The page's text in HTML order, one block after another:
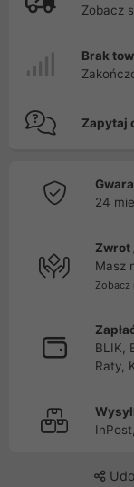
Zobacz
Brak
Zapytaj
24
Zwrot
Masz
Zobacz
BLIK,
Raty,